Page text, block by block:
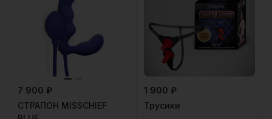
7 900 ₽
СТРАПОН MISSCHIEF
1 900 ₽
Трусики